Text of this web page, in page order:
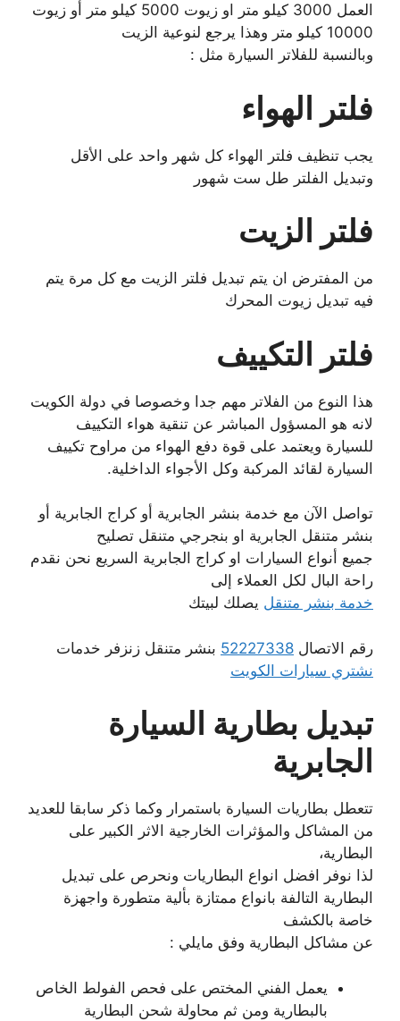
العمل 3000 كيلو متر او زيوت 5000 كيلو متر أو زيوت
10000 كيلو متر وهذا يرجع لنوعية الزيت
وبالنسبة للفلاتر السيارة مثل :
فلتر الهواء
يجب تنظيف فلتر الهواء كل شهر واحد على الأقل
وتبديل الفلتر طل ست شهور
فلتر الزيت
من المفترض ان يتم تبديل فلتر الزيت مع كل مرة يتم
فيه تبديل زيوت المحرك
فلتر التكييف
هذا النوع من الفلاتر مهم جدا وخصوصا في دولة الكويت
لانه هو المسؤول المباشر عن تنقية هواء التكييف
للسيارة ويعتمد على قوة دفع الهواء من مراوح تكييف
السيارة لقائد المركبة وكل الأجواء الداخلية.
تواصل الآن مع خدمة بنشر الجابرية أو كراج الجابرية أو
بنشر متنقل الجابرية او بنجرجي متنقل تصليح
جميع أنواع السيارات او كراج الجابرية السريع نحن نقدم
راحة البال لكل العملاء إلى
خدمة بنشر متنقل يصلك لبيتك
رقم الاتصال 52227338 بنشر متنقل زنزفر خدمات
نشتري سيارات الكويت
تبديل بطارية السيارة
الجابرية
تتعطل بطاريات السيارة باستمرار وكما ذكر سابقا للعديد
من المشاكل والمؤثرات الخارجية الاثر الكبير على
البطارية،
لذا نوفر افضل انواع البطاريات ونحرص على تبديل
البطارية التالفة بانواع ممتازة بألية متطورة واجهزة
خاصة بالكشف
عن مشاكل البطارية وفق مايلي :
يعمل الفني المختص على فحص الفولط الخاص
بالبطارية ومن ثم محاولة شحن البطارية